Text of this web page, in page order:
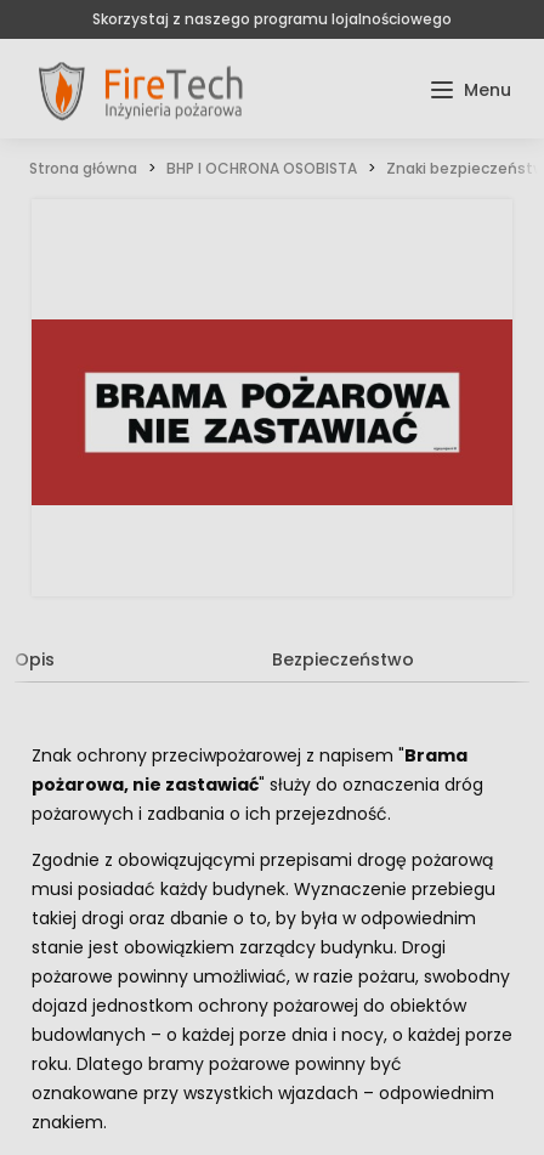
Skorzystaj z naszego programu lojalnościowego
Strona główna BHP I OCHRONA OSOBISTA Znaki
Opis Bezpieczeństwo
Znak ochrony przeciwpożarowej z napisem "Brama
pożarowa, nie zastawiać" służy do oznaczenia dróg
pożarowych i zadbania o ich przejezdność.
Zgodnie z obowiązującymi przepisami drogę pożarową
musi posiadać każdy budynek. Wyznaczenie przebiegu
takiej drogi oraz dbanie o to, by była w odpowiednim
stanie jest obowiązkiem zarządcy budynku. Drogi
pożarowe powinny umożliwiać, w razie pożaru, swobodny
dojazd jednostkom ochrony pożarowej do obiektów
budowlanych – o każdej porze dnia i nocy, o każdej porze
roku. Dlatego bramy pożarowe powinny być
oznakowane przy wszystkich wjazdach – odpowiednim
znakiem.